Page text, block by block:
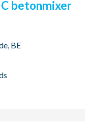
C betonmixer
BE